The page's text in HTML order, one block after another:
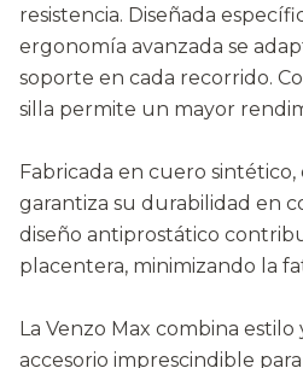
resistencia. Diseñada
ergonomía avanzada se
soporte en cada recorrido.
silla permite un mayor
Fabricada en cuero
garantiza su durabilidad en
diseño antiprostático
placentera, minimizando la
La Venzo Max combina
accesorio imprescindible